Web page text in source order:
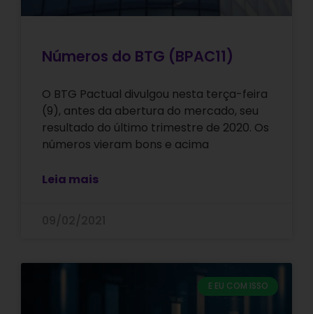
Números do BTG (BPAC11)
O BTG Pactual divulgou nesta terça-feira
(9), antes da abertura do mercado, seu
resultado do último trimestre de 2020. Os
números vieram bons e acima
Leia mais
E EU COM ISSO